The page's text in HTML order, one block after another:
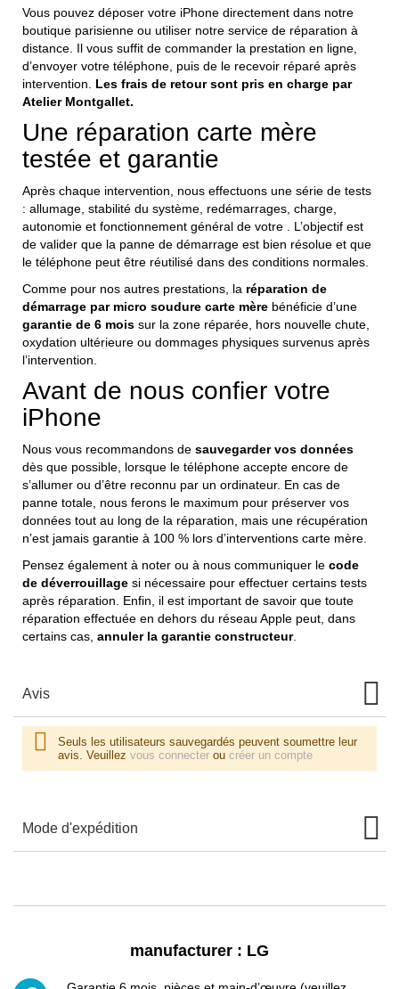
manufacturer : LG
Vous pouvez déposer votre iPhone directement dans notre
boutique parisienne ou utiliser notre service de réparation à
distance. Il vous suffit de commander la prestation en ligne,
d’envoyer votre téléphone, puis de le recevoir réparé après
intervention. Les frais de retour sont pris en charge par
Atelier Montgallet.
Une réparation carte mère
testée et garantie
Après chaque intervention, nous effectuons une série de tests
: allumage, stabilité du système, redémarrages, charge,
autonomie et fonctionnement général de votre . L’objectif est
de valider que la panne de démarrage est bien résolue et que
le téléphone peut être réutilisé dans des conditions normales.
Comme pour nos autres prestations, la réparation de
démarrage par micro soudure carte mère bénéficie d’une
garantie de 6 mois sur la zone réparée, hors nouvelle chute,
oxydation ultérieure ou dommages physiques survenus après
l’intervention.
Avant de nous confier votre
iPhone
Nous vous recommandons de sauvegarder vos données
dès que possible, lorsque le téléphone accepte encore de
s’allumer ou d’être reconnu par un ordinateur. En cas de
panne totale, nous ferons le maximum pour préserver vos
données tout au long de la réparation, mais une récupération
n’est jamais garantie à 100 % lors d’interventions carte mère.
Pensez également à noter ou à nous communiquer le code
de déverrouillage si nécessaire pour effectuer certains tests
après réparation. Enfin, il est important de savoir que toute
réparation effectuée en dehors du réseau Apple peut, dans
certains cas, annuler la garantie constructeur.
Avis
Seuls les utilisateurs sauvegardés peuvent soumettre leur
avis. Veuillez vous connecter ou créer un compte
Mode d'expédition